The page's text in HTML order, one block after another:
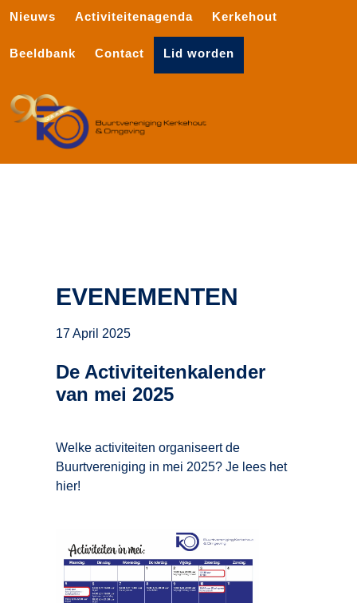
Nieuws Activiteitenagenda Kerkehout
Beeldbank Contact Lid worden
EVENEMENTEN
17 April 2025
De Activiteitenkalender
van mei 2025
Welke activiteiten organiseert de
Buurtvereniging in mei 2025? Je lees het
hier!